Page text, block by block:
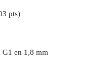
pts)
G1 en 1,8 mm